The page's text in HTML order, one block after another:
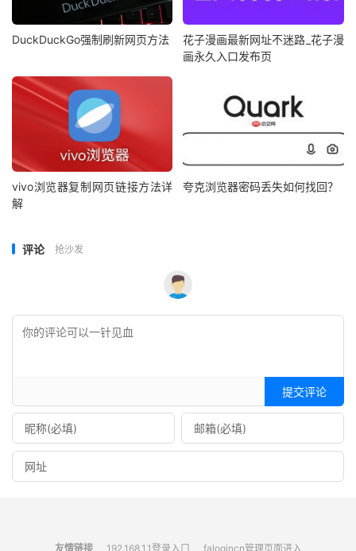
DuckDuckGo强制刷新网页方法
花子漫画最新网址不迷路_花子漫
画永久入口发布页
vivo浏览器复制网页链接方法详
解
夸克浏览器密码丢失如何找回？
评论 抢沙发
提交评论
友情链接 192.168.1.1登录入口 falogincn管理页面进入